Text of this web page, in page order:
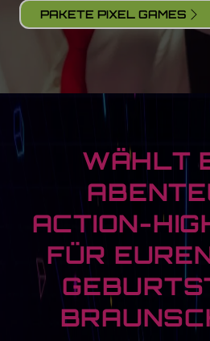
PAKETE PIXEL GAMES
WÄHLT
ACTION-
FÜR